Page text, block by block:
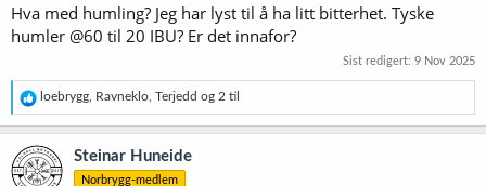
Hva med humling? Jeg har lyst til å ha litt bitterhet. Tyske
humler @60 til 20 IBU? Er det innafor?
Sist redigert: 9 Nov 2025
R
e
a
k
s
j
loebrygg Ravneklo Terjedd og 2 til
Steinar Huneide
Norbrygg-medlem